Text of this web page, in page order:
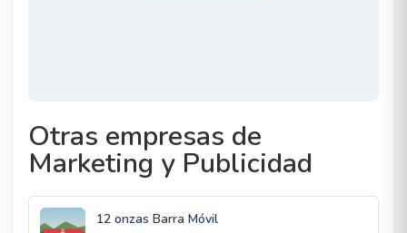
Otras empresas de
Marketing y Publicidad
12 onzas Barra Móvil